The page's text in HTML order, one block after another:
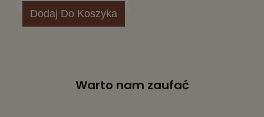
Dodaj Do Koszyka
Warto nam zaufać